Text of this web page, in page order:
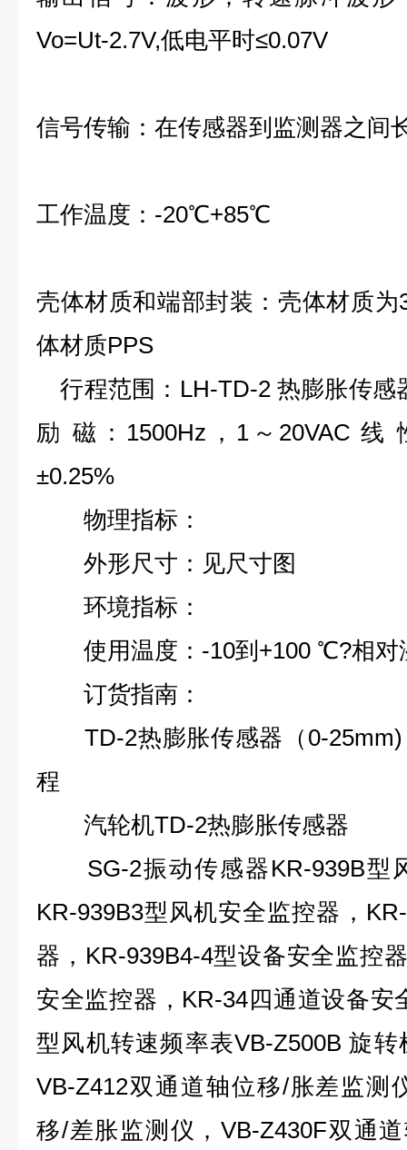
Vo=Ut-2.7V,低电平时≤0.07V
信号传输：在传感器到监测器之间
工作温度：-20℃+85℃
壳体材质和端部封装：壳体材质
体材质PPS
行程范围：LH-TD-2 热膨胀传感
励 磁：1500Hz，1～20VAC 线
±0.25%
物理指标：
外形尺寸：见尺寸图
环境指标：
使用温度：-10到+100 ℃?相对
订货指南：
TD-2热膨胀传感器（0-25mm)
程
汽轮机TD-2热膨胀传感器
SG-2振动传感器KR-939B型
KR-939B3型风机安全监控器，
器，KR-939B4-4型设备安全监控
安全监控器，KR-34四通道设备安
型风机转速频率表VB-Z500B 旋
VB-Z412双通道轴位移/胀差监测
移/差胀监测仪，VB-Z430F双通